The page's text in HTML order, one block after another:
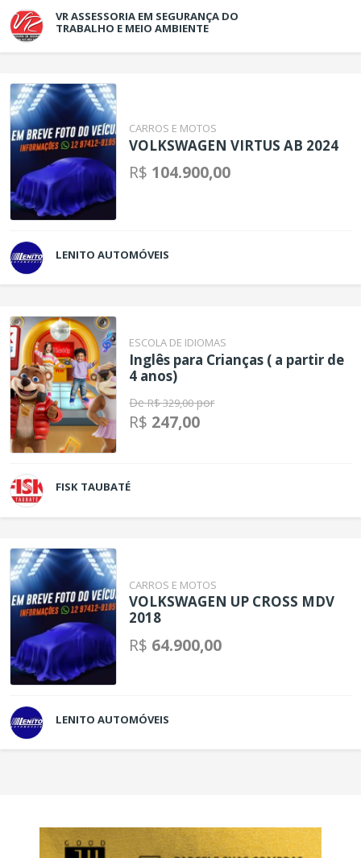
VR ASSESSORIA EM SEGURANÇA DO
TRABALHO E MEIO AMBIENTE
CARROS E MOTOS
VOLKSWAGEN VIRTUS AB 2024
R$ 104.900,00
LENITO AUTOMÓVEIS
ESCOLA DE IDIOMAS
Inglês para Crianças ( a partir de
4 anos)
DeR$ 329,00por
R$ 247,00
FISK TAUBATÉ
CARROS E MOTOS
VOLKSWAGEN UP CROSS MDV
2018
R$ 64.900,00
LENITO AUTOMÓVEIS